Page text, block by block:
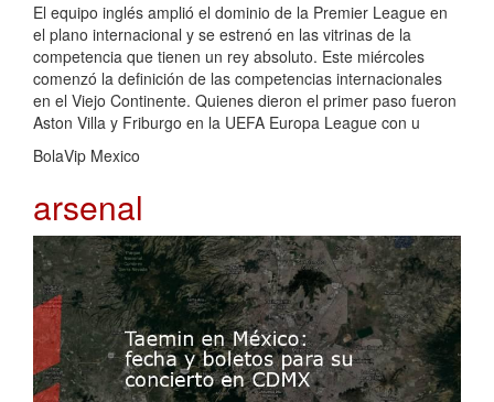
El equipo inglés amplió el dominio de la Premier League en
el plano internacional y se estrenó en las vitrinas de la
competencia que tienen un rey absoluto. Este miércoles
comenzó la definición de las competencias internacionales
en el Viejo Continente. Quienes dieron el primer paso fueron
Aston Villa y Friburgo en la UEFA Europa League con u
BolaVip Mexico
arsenal